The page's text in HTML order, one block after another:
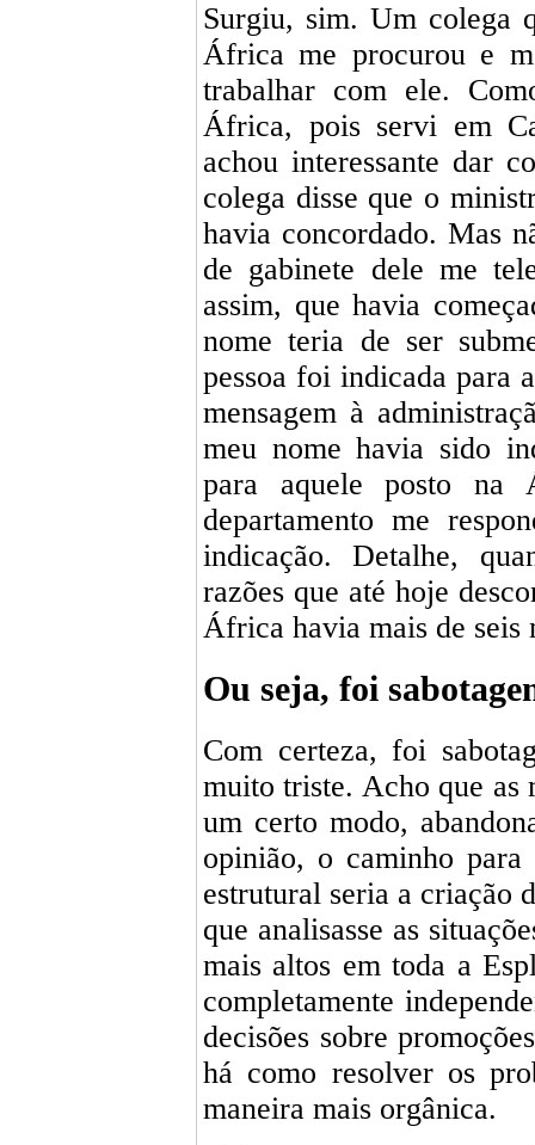
Surgiu, sim. Um colega
África me procurou e
trabalhar com ele.
África, pois servi em
achou interessante dar
colega disse que o
havia concordado. Mas
de gabinete dele me
assim, que havia
nome teria de ser
pessoa foi indicada para
mensagem à
meu nome havia sido
para aquele posto na
departamento me
indicação. Detalhe,
razões que até hoje
África havia mais de seis
Ou seja, foi
Com certeza, foi
muito triste. Acho que as
um certo modo,
opinião, o caminho
estrutural seria a criação
que analisasse as
mais altos em toda a
completamente
decisões sobre
há como resolver os
maneira mais orgânica.